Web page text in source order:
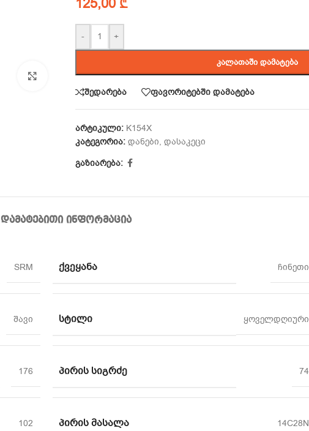
Click to enlarge
- +
ᲙᲐᲚᲐᲗᲐᲨᲘ ᲓᲐᲛᲐᲢᲔᲑᲐ
შედარება ფავორიტებში დამატება
არტიკული: K154X
კატეგორია: დანები, დასაკეცი
გაზიარება:
ᲓᲐᲛᲐᲢᲔᲑᲘᲗᲘ ᲘᲜᲤᲝᲠᲛᲐᲪᲘᲐ
SRM ᲥᲕᲔᲧᲐᲜᲐ ჩინეთი
შავი ᲡᲢᲘᲚᲘ ყოველდღიური
176 ᲞᲘᲠᲘᲡ ᲡᲘᲒᲠᲫᲔ 74
102 ᲞᲘᲠᲘᲡ ᲛᲐᲡᲐᲚᲐ 14C28N